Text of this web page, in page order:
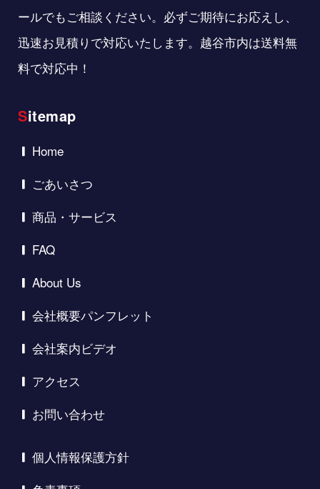
ールでもご相談ください。必ずご期待にお応えし、
迅速お見積りで対応いたします。越谷市内は送料無
料で対応中！
Sitemap
Home
ごあいさつ
商品・サービス
FAQ
About Us
会社概要パンフレット
会社案内ビデオ
アクセス
お問い合わせ
個人情報保護方針